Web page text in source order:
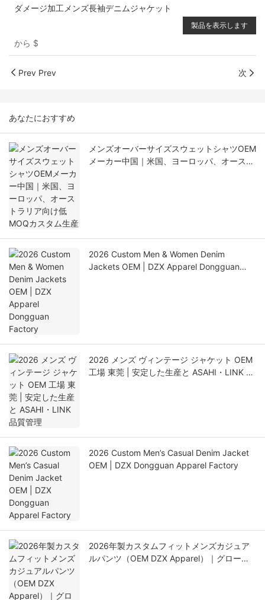
ダメージ加工メンズ長袖デニムジャケット
から $
製品を表示します
Prev Prev 次
あなたにおすすめ
メンズオーバーサイズスウェットシャツOEM
メーカー中国｜米国、ヨーロッパ、オースト
2026 Custom Men & Women Denim
Jackets OEM | DZX Apparel Dongguan
2026 メンズ ヴィンテージ ジャケット OEM
工場 東莞 | 安定した生産と ASAHI・LINK 品
2026 Custom Men’s Casual Denim Jacket
OEM | DZX Dongguan Apparel Factory
2026年製カスタムフィットメンズカジュア
ルパンツ（OEM DZX Apparel）｜グローバ